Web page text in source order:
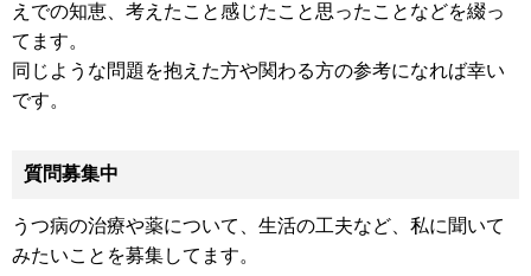
えでの知恵、考えたこと感じたこと思ったことなどを綴っ
てます。
同じような問題を抱えた方や関わる方の参考になれば幸い
です。
質問募集中
うつ病の治療や薬について、生活の工夫など、私に聞いて
みたいことを募集してます。